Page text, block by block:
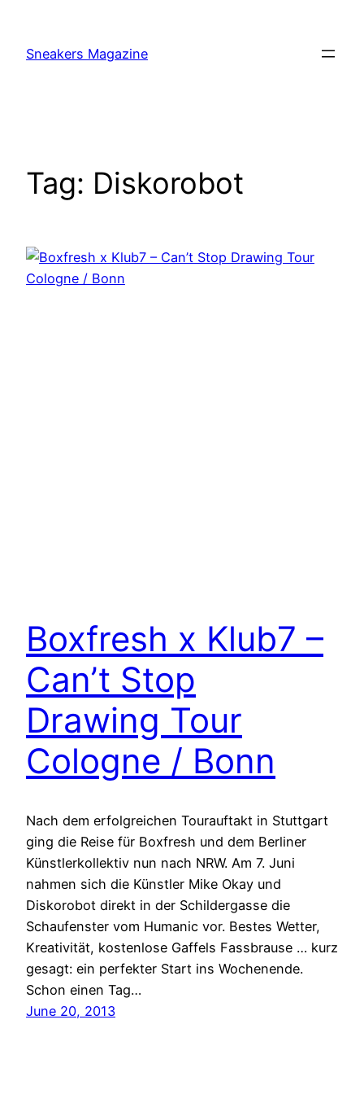
content
Sneakers Magazine
Tag: Diskorobot
Boxfresh x Klub7 –
Can’t Stop
Drawing Tour
Cologne / Bonn
Nach dem erfolgreichen Tourauftakt in Stuttgart
ging die Reise für Boxfresh und dem Berliner
Künstlerkollektiv nun nach NRW. Am 7. Juni
nahmen sich die Künstler Mike Okay und
Diskorobot direkt in der Schildergasse die
Schaufenster vom Humanic vor. Bestes Wetter,
Kreativität, kostenlose Gaffels Fassbrause … kurz
gesagt: ein perfekter Start ins Wochenende.
Schon einen Tag…
June 20, 2013